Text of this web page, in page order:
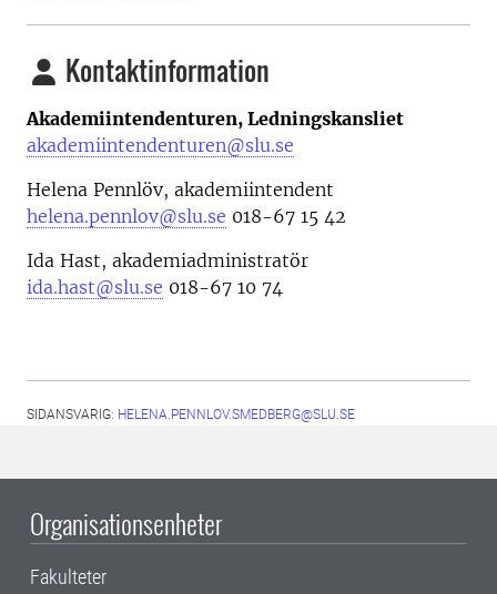
Kontaktinformation
Akademiintendenturen, Ledningskansliet
akademiintendenturen@slu.se
Helena Pennlöv, akademiintendent
helena.pennlov@slu.se 018-67 15 42
Ida Hast, akademiadministratör
ida.hast@slu.se 018-67 10 74
SIDANSVARIG: HELENA.PENNLOV.SMEDBERG@SLU.SE
Organisationsenheter
Fakulteter